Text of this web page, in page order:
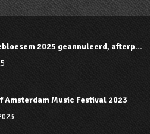
2025 geannuleerd, afterp...
Amsterdam Music Festival 2023